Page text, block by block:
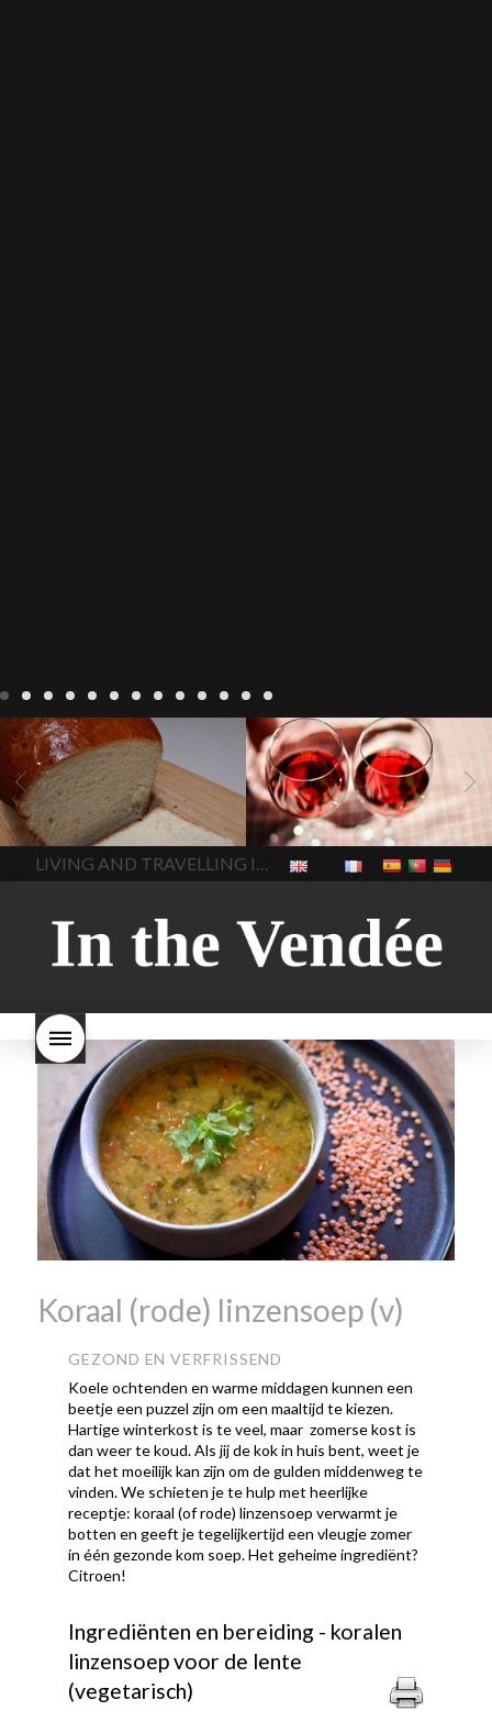
Recepten Wonen
baken in
Frankrijk bakken in de
Vendee
brood bakken
brood met gist gist brood
het beste brood hoe moet
ik brood bakken is melk
brood gezond is melkbrood
gezond mama's brood melk
brood melk brood en
wat is melkbrood
zijn melk
brood en brioche hetzelfde
brood
In The Vendee
Blog Wonen beaujolais
2022 Beaujolais Nouveau
2022 De wijnmakers laten
de druiventrossen gisten in
een anaërobe donderdag
17 november 2022 is
beaujolais dag hoe lang is
Beaujolais Nouveau
houdbaar hoeveel flessen
verkocht
is Beaujolais
Nouveau een fruitige wijn
kooldioxiderijke omgeving.
rose beaujolais nouveau
waar smaakt Beaujolais
Nouveau naar? wat is
Beaujolais Nouveau
wanneer is beaujolais dag
wanneer is beaujolais
nouveau dag Wat is de dag
van Beaujolais Nouveau wat
is de traditie rond beaujolais
nouveau wat maakt
Beaujolais Nouveau zo
speciaal wat zijn tannines
In The Vendee
LIVING AND TRAVELLING IN THE VENDÉE
Koraal (rode) linzensoep (v)
GEZOND EN VERFRISSEND
Koele ochtenden en warme middagen kunnen een
beetje een puzzel zijn om een maaltijd te kiezen.
Hartige winterkost is te veel, maar zomerse kost is
dan weer te koud. Als jij de kok in huis bent, weet je
dat het moeilijk kan zijn om de gulden middenweg te
vinden. We schieten je te hulp met heerlijke
receptje: koraal (of rode) linzensoep verwarmt je
botten en geeft je tegelijkertijd een vleugje zomer
in één gezonde kom soep. Het geheime ingrediënt?
Citroen!
Ingrediënten en bereiding - koralen
linzensoep voor de lente
(vegetarisch)